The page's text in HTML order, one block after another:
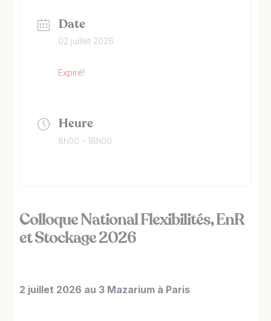
Date
02 juillet 2026
Expiré!
Heure
8h00 - 18h00
Colloque National Flexibilités, EnR
et Stockage 2026
2 juillet 2026 au 3 Mazarium à Paris